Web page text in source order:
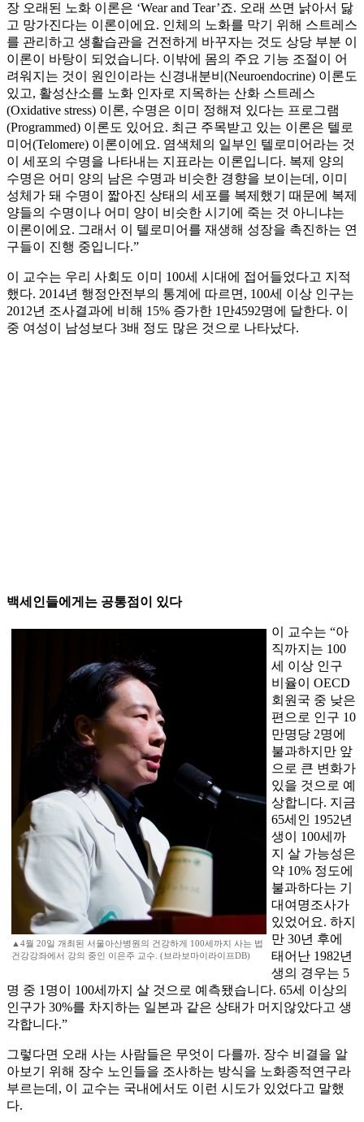
장 오래된 노화 이론은 ‘Wear and Tear’죠. 오래 쓰면 낡아서 닳
고 망가진다는 이론이에요. 인체의 노화를 막기 위해 스트레스
를 관리하고 생활습관을 건전하게 바꾸자는 것도 상당 부분 이
이론이 바탕이 되었습니다. 이밖에 몸의 주요 기능 조절이 어
려워지는 것이 원인이라는 신경내분비(Neuroendocrine) 이론도
있고, 활성산소를 노화 인자로 지목하는 산화 스트레스
(Oxidative stress) 이론, 수명은 이미 정해져 있다는 프로그램
(Programmed) 이론도 있어요. 최근 주목받고 있는 이론은 텔로
미어(Telomere) 이론이에요. 염색체의 일부인 텔로미어라는 것
이 세포의 수명을 나타내는 지표라는 이론입니다. 복제 양의
수명은 어미 양의 남은 수명과 비슷한 경향을 보이는데, 이미
성체가 돼 수명이 짧아진 상태의 세포를 복제했기 때문에 복제
양들의 수명이나 어미 양이 비슷한 시기에 죽는 것 아니냐는
이론이에요. 그래서 이 텔로미어를 재생해 성장을 촉진하는 연
구들이 진행 중입니다.”
이 교수는 우리 사회도 이미 100세 시대에 접어들었다고 지적
했다. 2014년 행정안전부의 통계에 따르면, 100세 이상 인구는
2012년 조사결과에 비해 15% 증가한 1만4592명에 달한다. 이
중 여성이 남성보다 3배 정도 많은 것으로 나타났다.
백세인들에게는 공통점이 있다
▲4월 20일 개최된 서울아산병원의 건강하게 100세까지 사는 법
건강강좌에서 강의 중인 이은주 교수. (브라보마이라이프DB)
이 교수는 “아
직까지는 100
세 이상 인구
비율이 OECD
회원국 중 낮은
편으로 인구 10
만명당 2명에
불과하지만 앞
으로 큰 변화가
있을 것으로 예
상합니다. 지금
65세인 1952년
생이 100세까
지 살 가능성은
약 10% 정도에
불과하다는 기
대여명조사가
있었어요. 하지
만 30년 후에
태어난 1982년
생의 경우는 5
명 중 1명이 100세까지 살 것으로 예측됐습니다. 65세 이상의
인구가 30%를 차지하는 일본과 같은 상태가 머지않았다고 생
각합니다.”
그렇다면 오래 사는 사람들은 무엇이 다를까. 장수 비결을 알
아보기 위해 장수 노인들을 조사하는 방식을 노화종적연구라
부르는데, 이 교수는 국내에서도 이런 시도가 있었다고 말했
다.